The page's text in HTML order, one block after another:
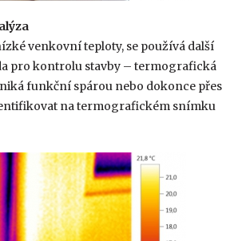
venkovní teploty, se používá další
pro kontrolu stavby – termografická
funkční spárou nebo dokonce přes
na termografickém snímku